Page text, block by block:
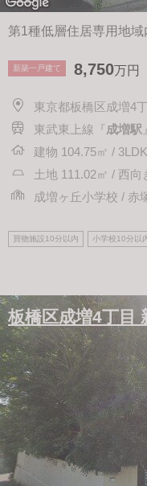
第1種低層住居専用地
新築一戸建て 8,750万円
東京都板橋区成増4
東武東上線『 成増駅
建物 104.75㎡ /
土地 111.02㎡ / 西向
成増ヶ丘小学校 / 赤
買物施設10分以内 小学校10分以
板橋区成増4丁目